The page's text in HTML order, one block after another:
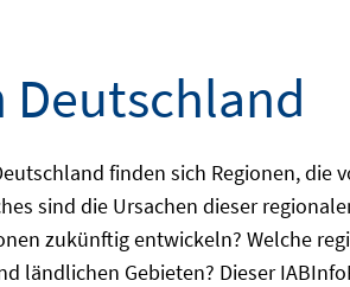
Deutschland
finden sich Regionen, die
sind die Ursachen dieser
zukünftig entwickeln? Welche
ländlichen Gebieten? DieserIAB